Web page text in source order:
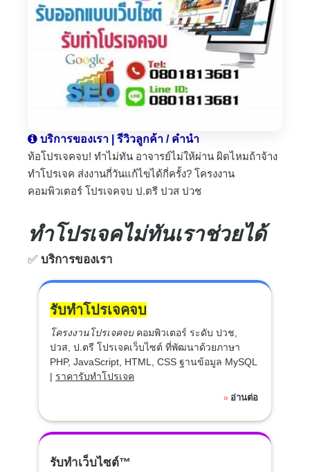
บริการของเรา | รีวิวลูกค้า / คำนำ
ท้อโปรเจคจบ! ทำไม่ทัน อาจารย์ไม่ให้ผ่าน ผิดไหมถ้าจ้าง
ทำโปรเจค ส่งงานกี่วันแก้ไขได้กี่ครั้ง? โครงงาน
คอมพิวเตอร์ โปรเจคจบ ป.ตรี ปวส ปวช
ทำโปรเจคไม่ทันเราช่วยได้
✅ บริการของเรา
รับทำโปรเจคจบ
โครงงานโปรเจคจบ คอมพิวเตอร์ ระดับ ปวช,
ปวส, ป.ตรี โปรเจคเว็บไซต์ ที่พัฒนาด้วยภาษา
PHP, JavaScript, HTML, CSS ฐานข้อมูล MySQL
| ราคารับทำโปรเจค
» อ่านต่อ
รับทำเว็บไซต์™